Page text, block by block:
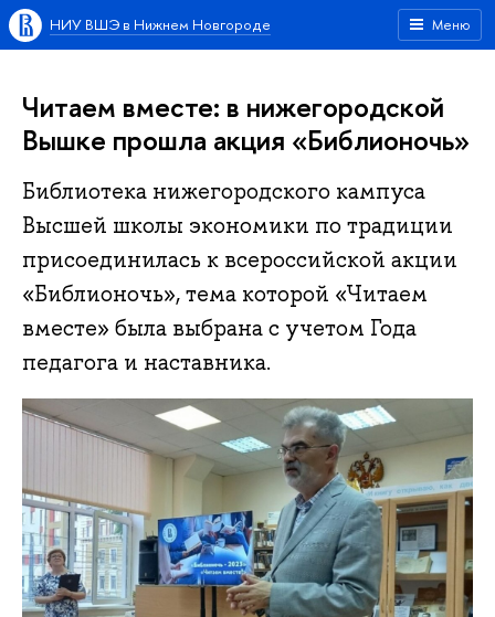
Меню
НИУ ВШЭ в Нижнем Новгороде
Читаем вместе: в нижегородской
Вышке прошла акция «Библионочь»
Библиотека нижегородского кампуса
Высшей школы экономики по традиции
присоединилась к всероссийской акции
«Библионочь», тема которой «Читаем
вместе» была выбрана с учетом Года
педагога и наставника.